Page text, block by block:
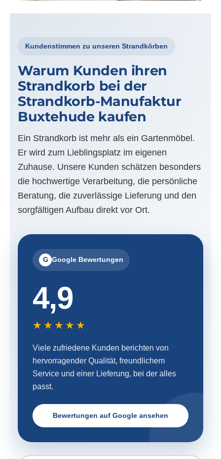
Kundenstimmen zu unseren Strandkörben
Warum Kunden ihren
Strandkorb bei der
Strandkorb-Manufaktur
Buxtehude kaufen
Ein Strandkorb ist mehr als ein Gartenmöbel.
Er wird zum Lieblingsplatz im eigenen
Zuhause. Unsere Kunden schätzen besonders
die hochwertige Verarbeitung, die persönliche
Beratung, die zuverlässige Lieferung und den
sorgfältigen Aufbau direkt vor Ort.
G Google Bewertungen
4,9
★★★★★
Viele zufriedene Kunden berichten von
hervorragender Qualität, freundlichem
Service und einer Lieferung, bei der alles
passt.
Bewertungen auf Google ansehen